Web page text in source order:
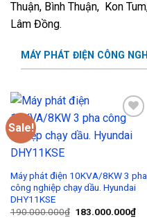
Thuận, Bình Thuận, Kon
Lâm Đồng.
MÁY PHÁT ĐIỆN CÔNG
Sale!
Add to
Wishlist
Máy phát điện 10KVA/8KW 3 pha
công nghiệp chạy dầu. Hyundai
DHY11KSE
190.000.000₫ 183.000.000₫